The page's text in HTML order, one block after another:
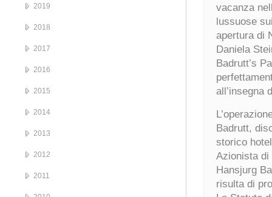
vacanza
lussuose
apertura di
Daniela
Badrutt’s
all’insegna
Badrutt,
storico
Azionista di
Hansjurg
risulta di
2019
2018
2017
2016
2015
2014
2013
2012
2011